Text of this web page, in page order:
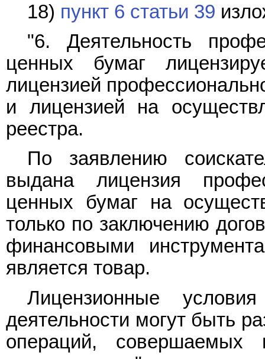
18) пункт 6 статьи 39
"6. Деятельность
ценных бумаг
лицензией
и лицензией на
реестра.
По заявлению
выдана лицензия
ценных бумаг на
только по заключению
финансовыми
является товар.
Лицензионные
деятельности могут быть
операций, совершаемых